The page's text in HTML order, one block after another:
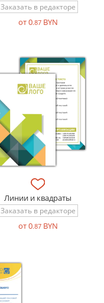
Заказать в редакторе
от 0.87BYN
Линии и квадраты
Заказать в редакторе
от 0.87BYN